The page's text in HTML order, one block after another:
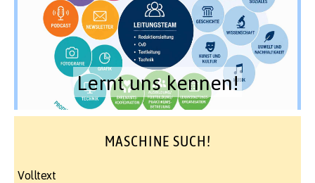
Lernt uns kennen!
MASCHINE SUCH!
Volltext